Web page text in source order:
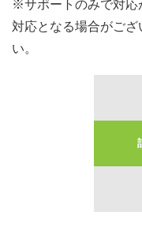
※サポートのみで対応
対応となる場合がご
い。